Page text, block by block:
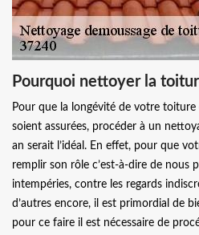
Pourquoi nettoyer la
Pour que la longévité de votre
soient assurées, procéder à un
an serait l’idéal. En effet, pour que
remplir son rôle c’est-à-dire de nous
intempéries, contre les regards
d’autres encore, il est primordial de
pour ce faire il est nécessaire de